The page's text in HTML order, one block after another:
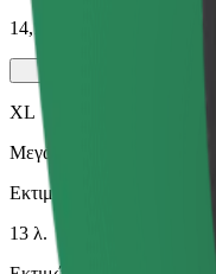
14,10 £
XL
Μεγάλα οχήματα με 6
Εκτιμώμενος χρόνος
13 λ.